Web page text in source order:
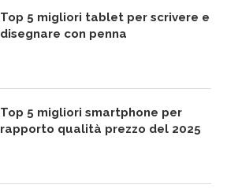
Top 5 migliori tablet per scrivere e
disegnare con penna
Top 5 migliori smartphone per
rapporto qualità prezzo del 2025